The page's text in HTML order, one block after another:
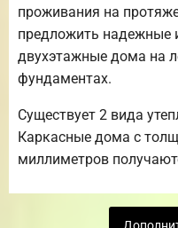
проживания на
предложить надежные
двухэтажные дома на
фундаментах.
Существует 2 вида
Каркасные дома с
миллиметров